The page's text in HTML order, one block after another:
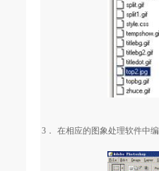
3． 在相应的图象处理软件中